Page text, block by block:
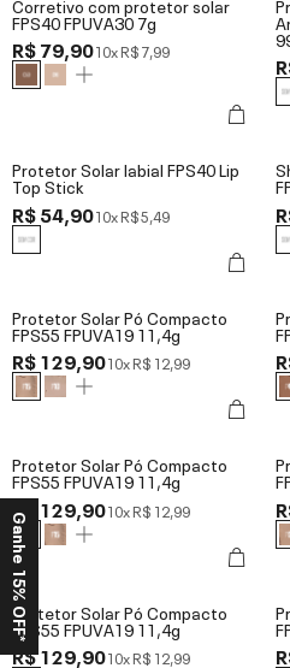
FPS40 FPUVA30 7g
R$ 79,9010xR$ 7,99
Protetor Solar labial FPS40 Lip
Top Stick
R$ 54,9010xR$ 5,49
Protetor Solar Pó Compacto
FPS55 FPUVA19 11,4g
R$ 129,9010xR$ 12,99
Protetor Solar Pó Compacto
FPS55 FPUVA19 11,4g
R$ 129,9010xR$ 12,99
Protetor Solar Pó Compacto
FPS55 FPUVA19 11,4g
R$ 129,9010xR$ 12,99
Ganhe 15% OFF*